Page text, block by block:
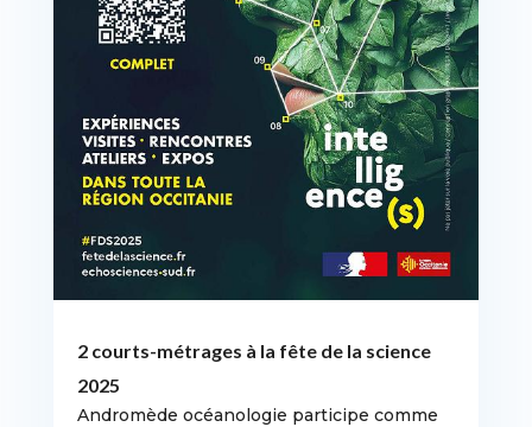
2 courts-métrages à la fête de la science
2025
Andromède océanologie participe comme